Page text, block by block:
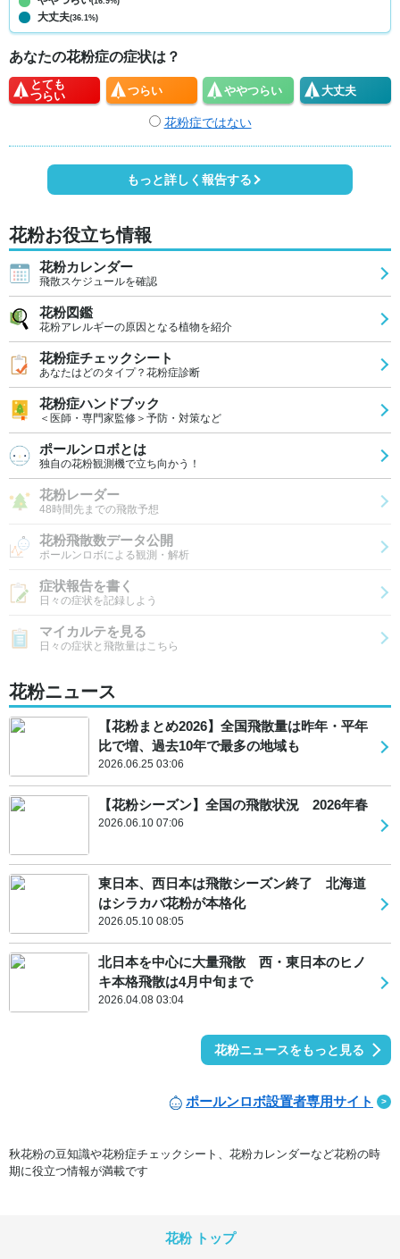
大丈夫(36.1%)
あなたの花粉症の症状は？
とても
つらい
つらい ややつらい 大丈夫
花粉症ではない
もっと詳しく報告する
花粉お役立ち情報
花粉カレンダー
飛散スケジュールを確認
花粉図鑑
花粉アレルギーの原因となる植物を紹介
花粉症チェックシート
あなたはどのタイプ？花粉症診断
花粉症ハンドブック
＜医師・専門家監修＞予防・対策など
ポールンロボとは
独自の花粉観測機で立ち向かう！
花粉レーダー
48時間先までの飛散予想
花粉飛散数データ公開
ポールンロボによる観測・解析
症状報告を書く
日々の症状を記録しよう
マイカルテを見る
日々の症状と飛散量はこちら
花粉ニュース
【花粉まとめ2026】全国飛散量は昨年・平年
比で増、過去10年で最多の地域も
2026.06.25 03:06
【花粉シーズン】全国の飛散状況 2026年春
2026.06.10 07:06
東日本、西日本は飛散シーズン終了 北海道
はシラカバ花粉が本格化
2026.05.10 08:05
北日本を中心に大量飛散 西・東日本のヒノ
キ本格飛散は4月中旬まで
2026.04.08 03:04
花粉ニュースをもっと見る
ポールンロボ設置者専用サイト
秋花粉の豆知識や花粉症チェックシート、花粉カレンダーなど花粉の時
期に役立つ情報が満載です
花粉 トップ